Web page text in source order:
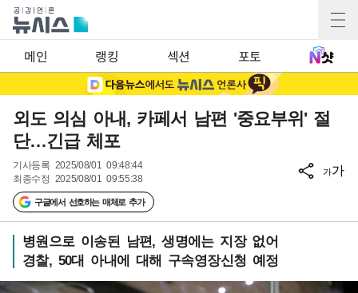
메인 랭킹 섹션 포토
외도 의심 아내, 카페서 남편 '중요부위' 절
단…긴급 체포
기사등록 2025/08/01 09:48:44
최종수정 2025/08/01 09:55:38
구글에서 선호하는 매체로 추가
가가
병원으로 이송된 남편, 생명에는 지장 없어
경찰, 50대 아내에 대해 구속영장신청 예정